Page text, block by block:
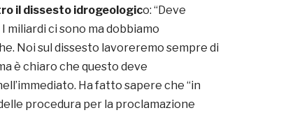
il dissesto idrogeologico: “Deve
miliardi ci sono ma dobbiamo
Noi sul dissesto lavoreremo sempre di
è chiaro che questo deve
Ha fatto sapere che “in
procedura per la proclamazione